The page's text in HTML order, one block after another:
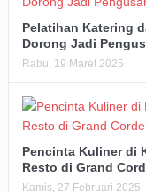
Pelatihan Katering
Dorong Jadi
Rabu, 19 Maret 2025
Pencinta Kuliner di
Resto di Grand
Kamis, 27 Februari 2025